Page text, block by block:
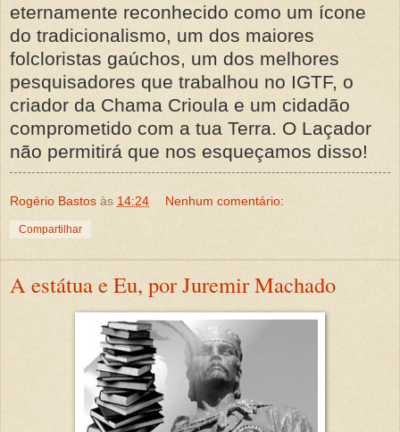
eternamente reconhecido como um ícone
do tradicionalismo, um dos maiores
folcloristas gaúchos, um dos melhores
pesquisadores que trabalhou no IGTF, o
criador da Chama Crioula e um cidadão
comprometido com a tua Terra. O Laçador
não permitirá que nos esqueçamos disso!
Rogério Bastos às 14:24 Nenhum comentário:
Compartilhar
A estátua e Eu, por Juremir Machado